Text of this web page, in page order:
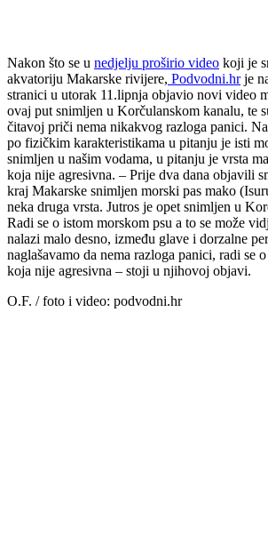
Nakon što se u nedjelju proširio video koji je
akvatoriju Makarske rivijere, Podvodni.hrje
stranici u utorak 11.lipnja objavio novi video
ovaj put snimljen u Korčulanskom kanalu, te
čitavoj priči nema nikakvog razloga panici.
po fizičkim karakteristikama u pitanju je isti
snimljen u našim vodama, u pitanju je vrsta
koja nije agresivna. – Prije dva dana objavili
kraj Makarske snimljen morski pas mako
neka druga vrsta. Jutros je opet snimljen u
Radi se o istom morskom psu a to se može
nalazi malo desno, između glave i dorzalne
naglašavamo da nema razloga panici, radi se
koja nije agresivna – stoji u njihovoj objavi.
O.F. / foto i video: podvodni.hr